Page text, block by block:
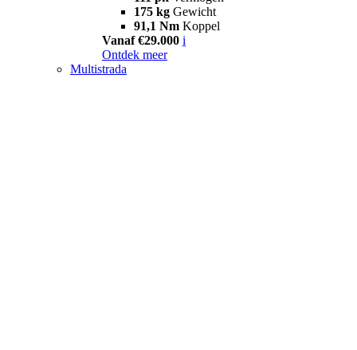
175 kg Gewicht
91,1 Nm Koppel
Vanaf €29.000 i
Ontdek meer
Multistrada